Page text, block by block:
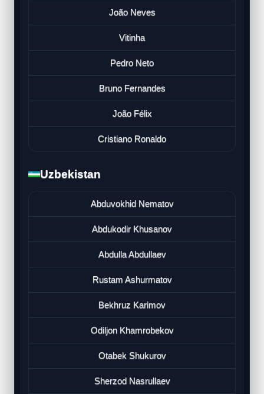
João Neves
Vitinha
Pedro Neto
Bruno Fernandes
João Félix
Cristiano Ronaldo
Uzbekistan
Abduvokhid Nematov
Abdukodir Khusanov
Abdulla Abdullaev
Rustam Ashurmatov
Bekhruz Karimov
Odiljon Khamrobekov
Otabek Shukurov
Sherzod Nasrullaev